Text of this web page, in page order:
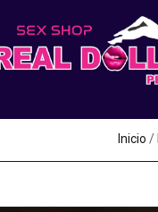
Inicio /